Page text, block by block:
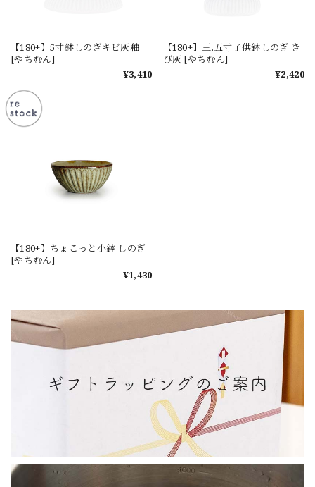
【180+】5寸鉢しのぎキビ灰釉
[やちむん]
¥3,410
【180+】三.五寸子供鉢しのぎ き
び灰 [やちむん]
¥2,420
【180+】ちょこっと小鉢 しのぎ
[やちむん]
¥1,430